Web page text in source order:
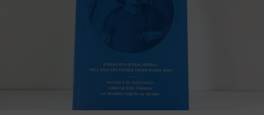
Stylo du Musée Basque Maritime produit par Ekomodo
fabriqué avec des matériaux recyclés et durables.